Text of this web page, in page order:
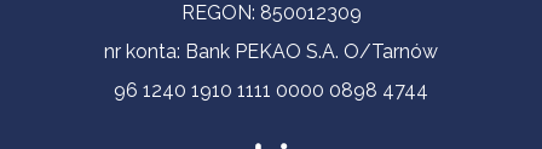
REGON: 850012309
nr konta: Bank PEKAO S.A. O/Tarnów
96 1240 1910 1111 0000 0898 4744